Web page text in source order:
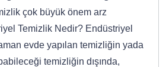
çok büyük önem arz
Temizlik Nedir? Endüstriyel
evde yapılan temizliğin yada
temizliğin dışında,